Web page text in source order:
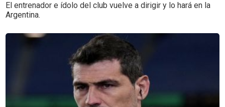
El entrenador e ídolo del club vuelve a dirigir y lo hará en la
Argentina.